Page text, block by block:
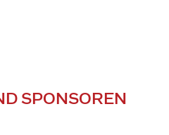
SPONSOREN